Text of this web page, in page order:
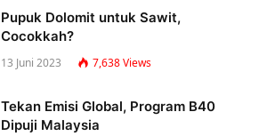
Pupuk Dolomit untuk Sawit,
Cocokkah?
13 Juni 2023 7,638Views
Tekan Emisi Global, Program B40
Dipuji Malaysia